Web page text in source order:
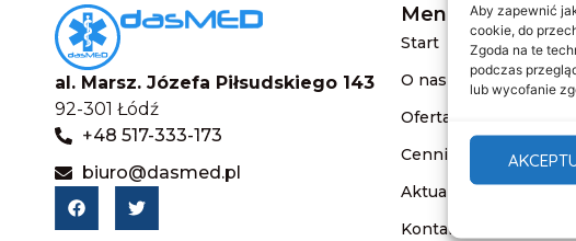
Aby zapewnić
cookie, do
Zgoda na te
podczas
lub wycofanie
al. Marsz. Józefa Piłsudskiego 143
92-301 Łódź
+48 517-333-173
biuro@dasmed.pl
Menu
Start
O nas
Oferta
Cennik
Aktualności
Kontakt